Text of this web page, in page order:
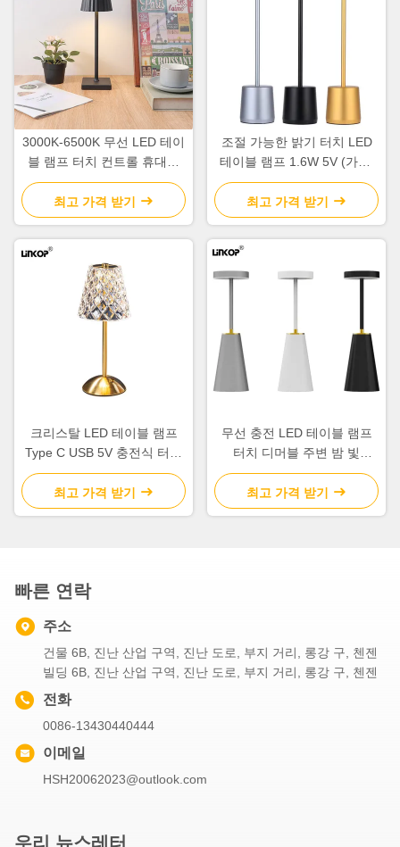
3000K-6500K 무선 LED 테이
블 램프 터치 컨트롤 휴대용
눈 보호
최고 가격 받기
조절 가능한 밝기 터치 LED
테이블 램프 1.6W 5V (가정/
사무실용)
최고 가격 받기
크리스탈 LED 테이블 램프
Type C USB 5V 충전식 터치
삼색 테이블 램프
최고 가격 받기
무선 충전 LED 테이블 램프
터치 디머블 주변 밤 빛
3000k-6000k
최고 가격 받기
빠른 연락
주소
건물 6B, 진난 산업 구역, 진난 도로, 부지 거리, 롱강 구, 첸젠
빌딩 6B, 진난 산업 구역, 진난 도로, 부지 거리, 롱강 구, 첸젠
전화
0086-13430440444
이메일
HSH20062023@outlook.com
우리 뉴스레터